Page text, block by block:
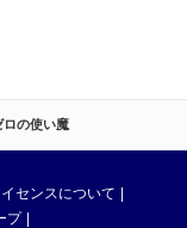
ロの使い魔
センスについて
プ